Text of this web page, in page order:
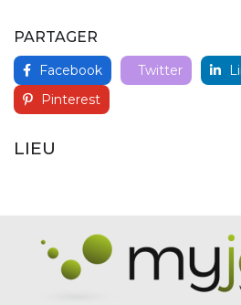
PARTAGER
Facebook Twitter
Pinterest
LIEU